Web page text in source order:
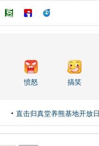
愤怒 搞笑
直击归真堂养熊基地开放日